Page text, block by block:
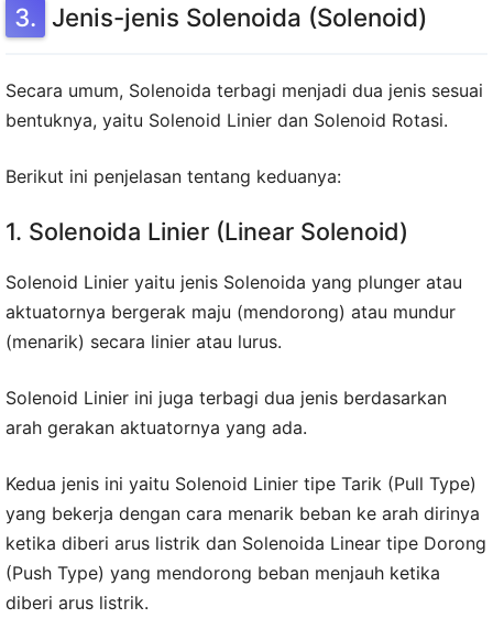
Jenis-jenis Solenoida (Solenoid)
Secara umum, Solenoida terbagi menjadi dua jenis sesuai
bentuknya, yaitu Solenoid Linier dan Solenoid Rotasi.
Berikut ini penjelasan tentang keduanya:
1. Solenoida Linier (Linear Solenoid)
Solenoid Linier yaitu jenis Solenoida yang plunger atau
aktuatornya bergerak maju (mendorong) atau mundur
(menarik) secara linier atau lurus.
Solenoid Linier ini juga terbagi dua jenis berdasarkan
arah gerakan aktuatornya yang ada.
Kedua jenis ini yaitu Solenoid Linier tipe Tarik (Pull Type)
yang bekerja dengan cara menarik beban ke arah dirinya
ketika diberi arus listrik dan Solenoida Linear tipe Dorong
(Push Type) yang mendorong beban menjauh ketika
diberi arus listrik.